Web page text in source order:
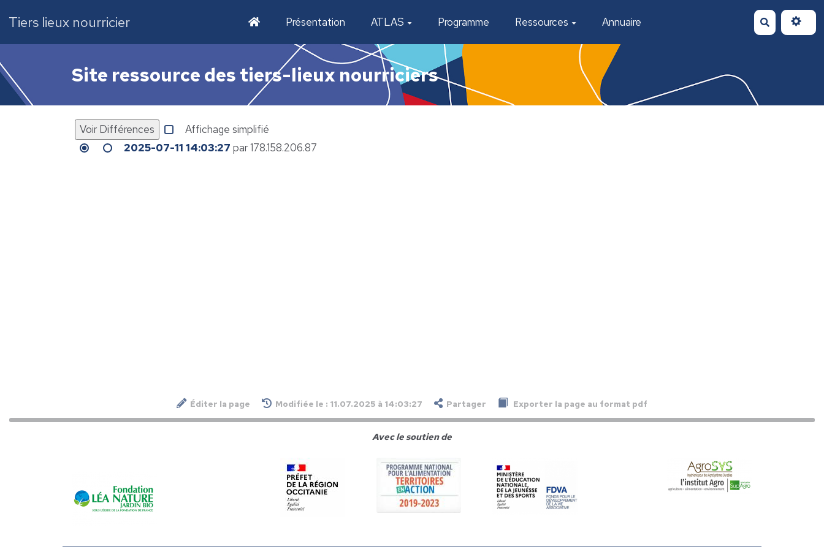
Tiers lieux nourricier Présentation ATLAS Programme Ressources Annuaire Rechercher
Site ressource des tiers-lieux nourriciers
Affichage simplifié
2025-07-11 14:03:27 par 178.158.206.87
Éditer la page Modifiée le : 11.07.2025 à 14:03:27 Partager Exporter la page au format pdf
Avec le soutien de